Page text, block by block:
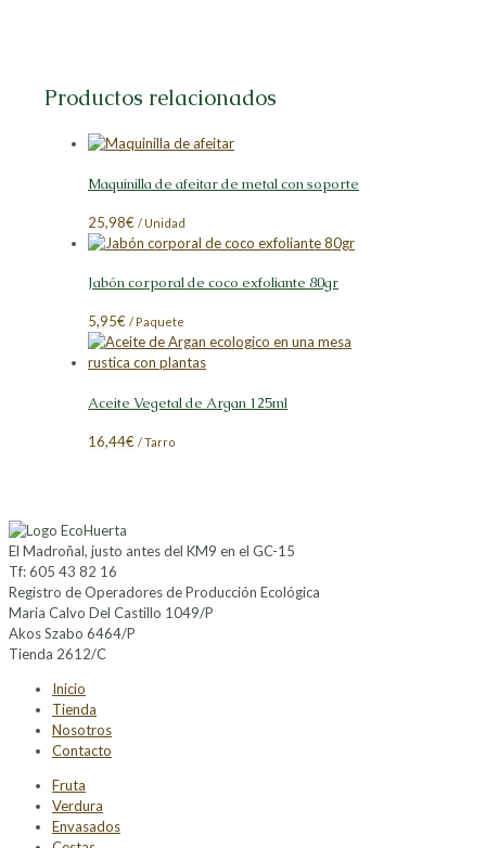
Productos relacionados
Maquinilla de afeitar de metal con soporte
25,98€ / Unidad
Jabón corporal de coco exfoliante 80gr
5,95€ / Paquete
Aceite Vegetal de Argan 125ml
16,44€ / Tarro
El Madroñal, justo antes del KM9 en el GC-15
Tf: 605 43 82 16
Registro de Operadores de Producción Ecológica
Maria Calvo Del Castillo 1049/P
Akos Szabo 6464/P
Tienda 2612/C
Inicio
Tienda
Nosotros
Contacto
Fruta
Verdura
Envasados